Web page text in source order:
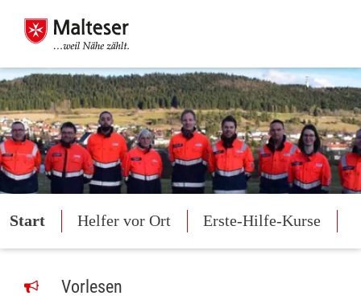
Start Helfer vor Ort Erste-Hilfe-Kurse
Vorlesen